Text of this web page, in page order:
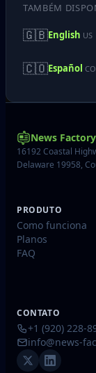
TAMBÉM
🇬🇧English US
🇨🇴Español CO
News
16192 Coastal
Delaware 19958,
PRODUTO
Como funciona
Planos
FAQ
CONTATO
+1 (920) 228-
info@news-